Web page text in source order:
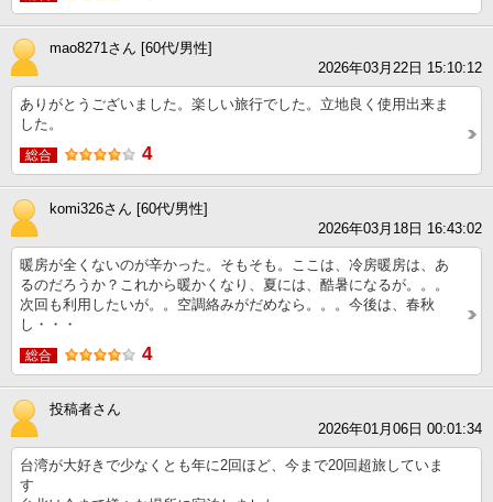
mao8271さん [60代/男性]
2026年03月22日 15:10:12
ありがとうございました。楽しい旅行でした。立地良く使用出来ま
した。
総合 4
komi326さん [60代/男性]
2026年03月18日 16:43:02
暖房が全くないのが辛かった。そもそも。ここは、冷房暖房は、あ
るのだろうか？これから暖かくなり、夏には、酷暑になるが。。。
次回も利用したいが。。空調絡みがだめなら。。。今後は、春秋
し・・・
総合 4
投稿者さん
2026年01月06日 00:01:34
台湾が大好きで少なくとも年に2回ほど、今まで20回超旅していま
す